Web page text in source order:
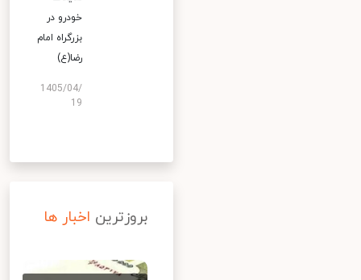
خودرو در
بزرگراه امام
رضا(ع)
1405/04/
19
بروزترین اخبار ها